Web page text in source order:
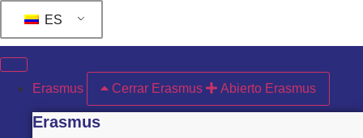
ES
Erasmus Cerrar Erasmus Abierto Erasmus
Erasmus